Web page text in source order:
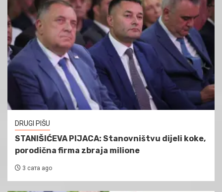
DRUGI PIŠU
STANIŠIĆEVA PIJACA: Stanovništvu dijeli koke,
porodična firma zbraja milione
3 сата ago